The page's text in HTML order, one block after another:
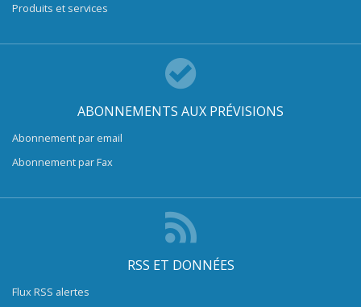
Produits et services
ABONNEMENTS AUX PRÉVISIONS
Abonnement par email
Abonnement par Fax
RSS ET DONNÉES
Flux RSS alertes